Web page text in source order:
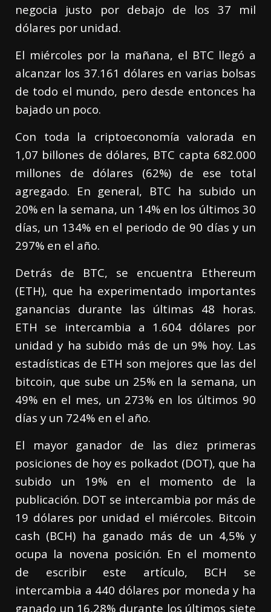
negocia justo por debajo de los 37 mil
dólares por unidad.
El miércoles por la mañana, el BTC llegó a
alcanzar los 37.161 dólares en varias bolsas
de todo el mundo, pero desde entonces ha
bajado un poco.
Con toda la criptoeconomía valorada en
1,07 billones de dólares, BTC capta 682.000
millones de dólares (62%) de ese total
agregado. En general, BTC ha subido un
20% en la semana, un 14% en los últimos 30
días, un 134% en el periodo de 90 días y un
297% en el año.
Detrás de BTC, se encuentra Ethereum
(ETH), que ha experimentado importantes
ganancias durante las últimas 48 horas.
ETH se intercambia a 1.604 dólares por
unidad y ha subido más de un 9% hoy. Las
estadísticas de ETH son mejores que las del
bitcoin, que sube un 25% en la semana, un
49% en el mes, un 273% en los últimos 90
días y un 724% en el año.
El mayor ganador de las diez primeras
posiciones de hoy es polkadot (DOT), que ha
subido un 19% en el momento de la
publicación. DOT se intercambia por más de
19 dólares por unidad el miércoles. Bitcoin
cash (BCH) ha ganado más de un 4,5% y
ocupa la novena posición. En el momento
de escribir este artículo, BCH se
intercambia a 440 dólares por moneda y ha
ganado un 16,28% durante los últimos siete